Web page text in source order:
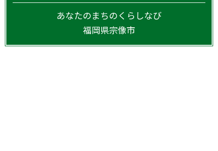
あなたのまちのくらしなび
福岡県宗像市